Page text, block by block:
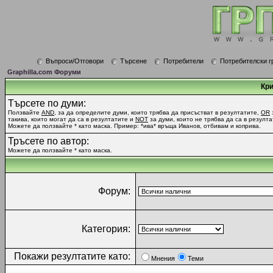
Въпроси/Отговори Търсене Потребители
Потребителски
Graphilla.com Форуми
Търсете по думи:
Ползвайте AND , за да определите думи, които трябва да присъстват в резултатите, OR
такива, които могат да са в резултатите и NOT за думи, които не трябва да са в
Можете да ползвайте * като маска. Пример: *ива* връща Иванов, отбивам и коприва.
Тръсете по автор:
Можете да ползвайте * като маска.
Форум:
Категория:
Покажи резултатите като: Мнения Теми